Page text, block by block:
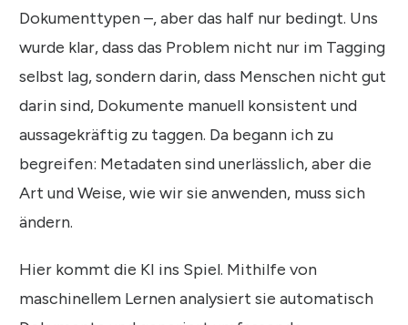
Dokumenttypen –, aber das half nur bedingt. Uns
wurde klar, dass das Problem nicht nur im Tagging
selbst lag, sondern darin, dass Menschen nicht gut
darin sind, Dokumente manuell konsistent und
aussagekräftig zu taggen. Da begann ich zu
begreifen: Metadaten sind unerlässlich, aber die
Art und Weise, wie wir sie anwenden, muss sich
ändern.
Hier kommt die KI ins Spiel. Mithilfe von
maschinellem Lernen analysiert sie automatisch